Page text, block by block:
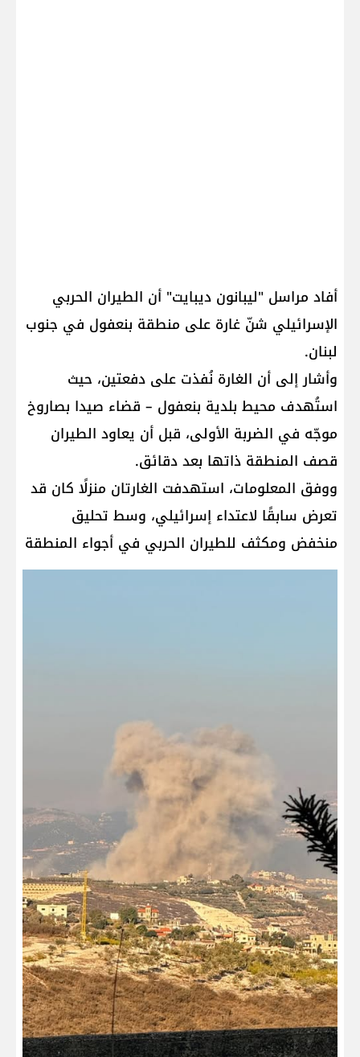
أفاد مراسل "ليبانون ديبايت" أن الطيران الحربي
الإسرائيلي شنّ غارة على منطقة بنعفول في جنوب
لبنان.
وأشار إلى أن الغارة نُفذت على دفعتين، حيث
استُهدف محيط بلدية بنعفول – قضاء صيدا بصاروخ
موجّه في الضربة الأولى، قبل أن يعاود الطيران
قصف المنطقة ذاتها بعد دقائق.
ووفق المعلومات، استهدفت الغارتان منزلًا كان قد
تعرض سابقًا لاعتداء إسرائيلي، وسط تحليق
منخفض ومكثف للطيران الحربي في أجواء المنطقة